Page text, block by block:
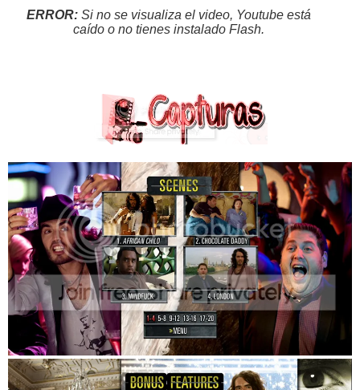
ERROR:Si no se visualiza el video, Youtube está
caído o no tienes instalado Flash.